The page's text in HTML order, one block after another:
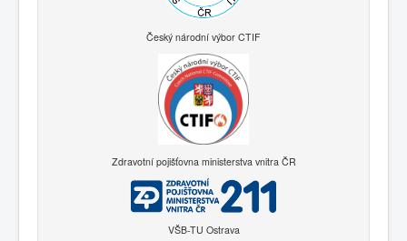
Český národní výbor CTIF
Zdravotní pojišťovna ministerstva vnitra ČR
VŠB-TU Ostrava